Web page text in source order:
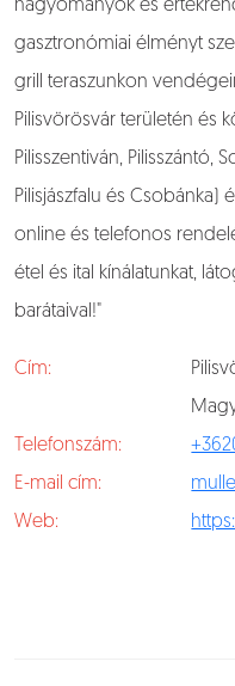
hagyományok és
gasztronómiai élményt
grill teraszunkon
Pilisvörösvár területén és
Pilisszentiván, Pilisszántó,
Pilisjászfalu és Csobánka)
online és telefonos
étel és ital kínálatunkat,
barátaival!"
Cím:
Telefonszám:
E-mail cím:
Web: